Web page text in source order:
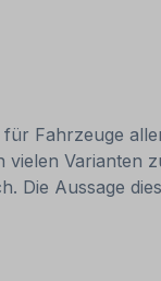
Fahrzeuge
vielen Varianten
Die Aussage